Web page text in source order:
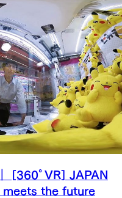
[360°VR] JAPAN
the future